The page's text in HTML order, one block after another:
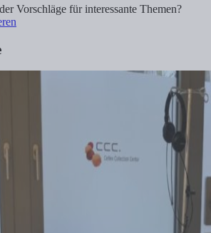
Vorschläge für interessante Themen?